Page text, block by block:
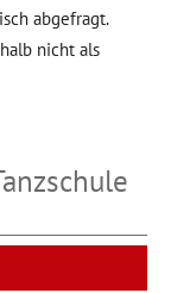
abgefragt.
nicht als